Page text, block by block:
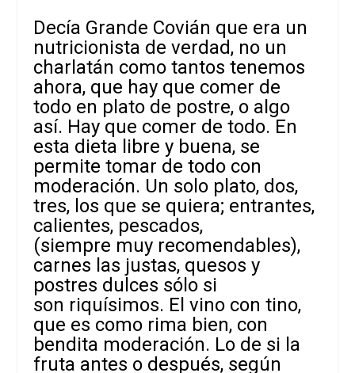
Decía Grande Covián que era un
nutricionista de verdad, no un
charlatán como tantos tenemos
ahora, que hay que comer de
todo en plato de postre, o algo
así. Hay que comer de todo. En
esta dieta libre y buena, se
permite tomar de todo con
moderación. Un solo plato, dos,
tres, los que se quiera; entrantes,
calientes, pescados,
(siempre muy recomendables),
carnes las justas, quesos y
postres dulces sólo si
son riquísimos. El vino con tino,
que es como rima bien, con
bendita moderación. Lo de si la
fruta antes o después, según